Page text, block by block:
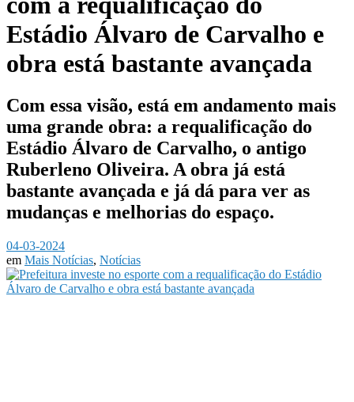
Estádio Álvaro de Carvalho e
obra está bastante avançada
Com essa visão, está em andamento mais
uma grande obra: a requalificação do
Estádio Álvaro de Carvalho, o antigo
Ruberleno Oliveira. A obra já está
bastante avançada e já dá para ver as
mudanças e melhorias do espaço.
04-03-2024
em Mais Notícias, Notícias